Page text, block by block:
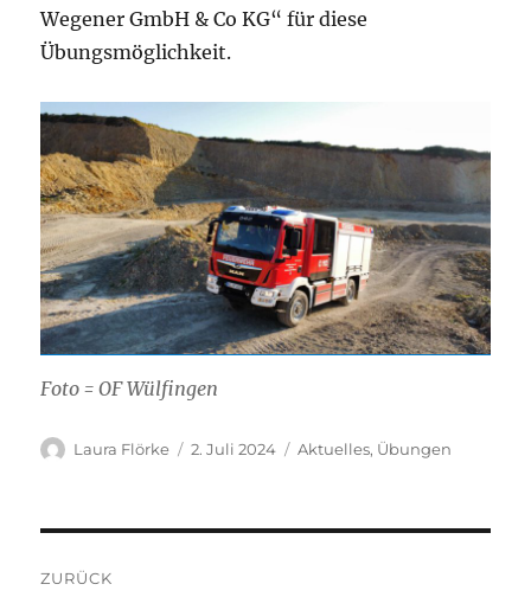
Wegener GmbH & Co KG“ für diese
Übungsmöglichkeit.
Foto = OF Wülfingen
Autor
Laura Flörke
Veröffentlicht
2. Juli 2024 Kategorien
Aktuelles, Übungen
ZURÜCK